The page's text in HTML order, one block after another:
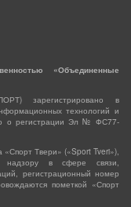
«Объединенные
зарегистрировано в
технологий и
о регистрации Эл № ФС77-
Твери» («Sport Tveri»),
надзору в сфере связи,
регистрационный номер
пометкой «Спорт